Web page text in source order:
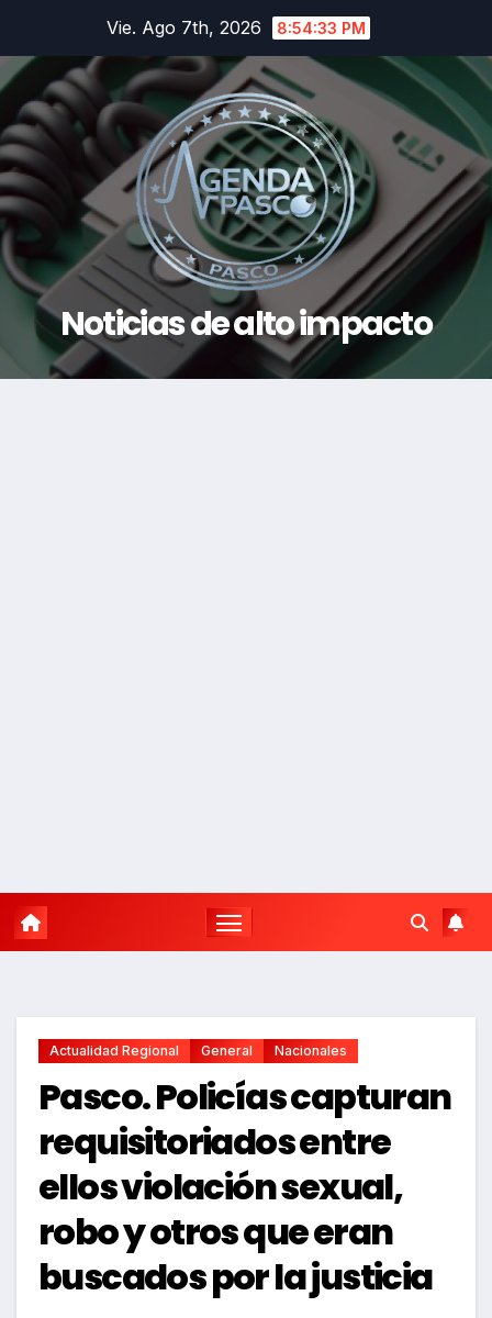
contenido
Vie. Ago 7th, 2026 8:54:33 PM
Noticias de alto impacto
Actualidad Regional General Nacionales
Pasco. Policías capturan
requisitoriados entre
ellos violación sexual,
robo y otros que eran
buscados por la justicia